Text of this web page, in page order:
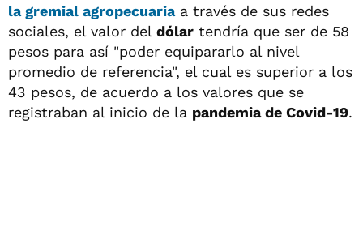
la gremial agropecuariaa través de sus redes
sociales, el valor del dólar tendría que ser de 58
pesos para así "poder equipararlo al nivel
promedio de referencia", el cual es superior a los
43 pesos, de acuerdo a los valores que se
registraban al inicio de la pandemia de Covid-19.